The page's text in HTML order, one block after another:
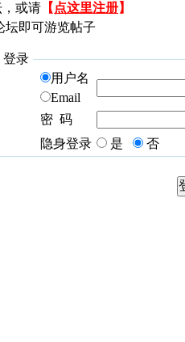
或请 【 点这里注册】
坛即可游览帖子
登录
用户名
Email
密 码
隐身登录
是 否